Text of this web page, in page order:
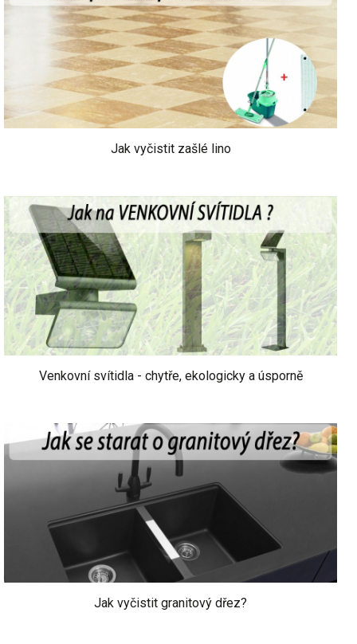
Jak vyčistit zašlé lino
Venkovní svítidla - chytře, ekologicky a úsporně
Jak vyčistit granitový dřez?